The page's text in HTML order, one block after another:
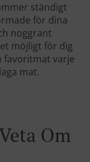
ständigt
för dina
noggrant
möjligt för dig
favoritmat varje
mat.
Om